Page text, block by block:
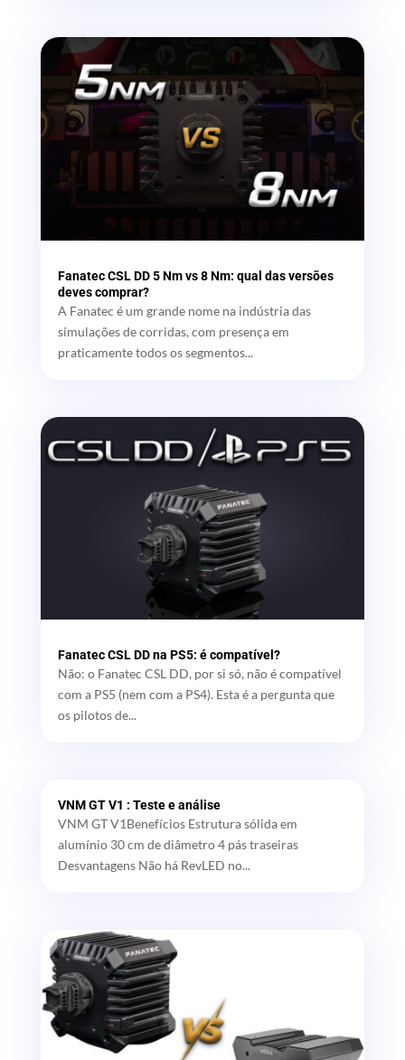
Fanatec CSL DD 5 Nm vs 8 Nm: qual das versões
deves comprar?
A Fanatec é um grande nome na indústria das
simulações de corridas, com presença em
praticamente todos os segmentos...
Fanatec CSL DD na PS5: é compatível?
Não: o Fanatec CSL DD, por si só, não é compatível
com a PS5 (nem com a PS4). Esta é a pergunta que
os pilotos de...
VNM GT V1 : Teste e análise
VNM GT V1Benefícios Estrutura sólida em
alumínio 30 cm de diâmetro 4 pás traseiras
Desvantagens Não há RevLED no...